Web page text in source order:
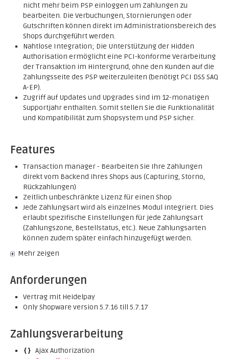
nicht mehr beim PSP einloggen um Zahlungen zu
bearbeiten. Die Verbuchungen, Stornierungen oder
Gutschriften können direkt im Administrationsbereich des
Shops durchgeführt werden.
Nahtlose Integration; Die Unterstützung der Hidden
Authorisation ermöglicht eine PCI-konforme Verarbeitung
der Transaktion im Hintergrund, ohne den Kunden auf die
Zahlungsseite des PSP weiterzuleiten (benötigt PCI DSS SAQ
A-EP).
Zugriff auf Updates und Upgrades sind im 12-monatigen
Supportjahr enthalten. Somit stellen Sie die Funktionalität
und Kompatibilität zum Shopsystem und PSP sicher.
Features
Transaction manager - Bearbeiten Sie Ihre Zahlungen
direkt vom Backend Ihres Shops aus (Capturing, Storno,
Rückzahlungen)
Zeitlich unbeschränkte Lizenz für einen Shop
Jede Zahlungsart wird als einzelnes Modul integriert. Dies
erlaubt spezifische Einstellungen für jede Zahlungsart
(Zahlungszone, Bestellstatus, etc.). Neue Zahlungsarten
können zudem später einfach hinzugefügt werden.
Mehr zeigen
Anforderungen
Vertrag mit Heidelpay
Only Shopware version 5.7.16 till 5.7.17
Zahlungsverarbeitung
Ajax Authorization